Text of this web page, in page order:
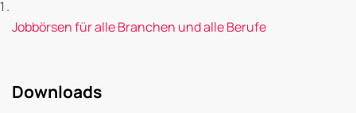
Jobbörsen für alle Branchen und alle Berufe
Downloads